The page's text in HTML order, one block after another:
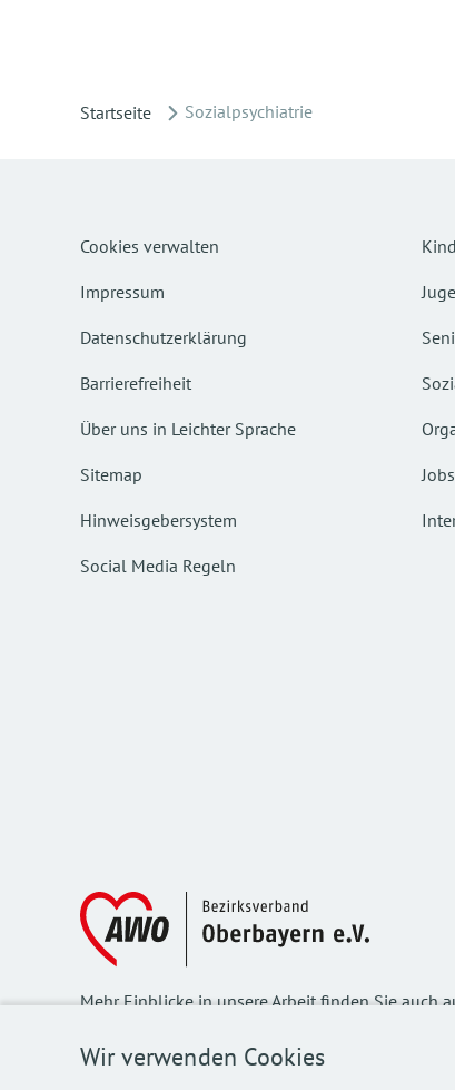
Wir verwenden Cookies
Startseite Sozialpsychiatrie
Cookies verwalten
Impressum
Datenschutzerklärung
Barrierefreiheit
Über uns in Leichter Sprache
Sitemap
Hinweisgebersystem
Social Media Regeln
Mehr Einblicke in unsere Arbeit finden Sie auch